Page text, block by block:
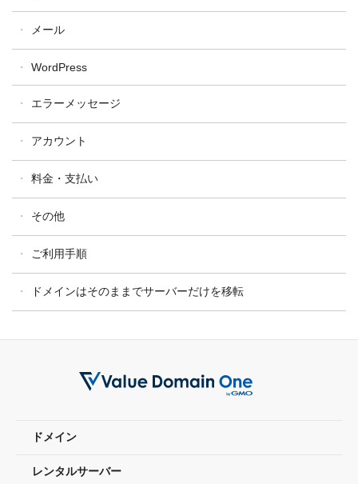
WHOIS
バリューサーバー
メール
WordPress
エラーメッセージ
アカウント
料金・支払い
その他
ご利用手順
ドメインはそのままでサーバーだけを移転
ドメイン
レンタルサーバー